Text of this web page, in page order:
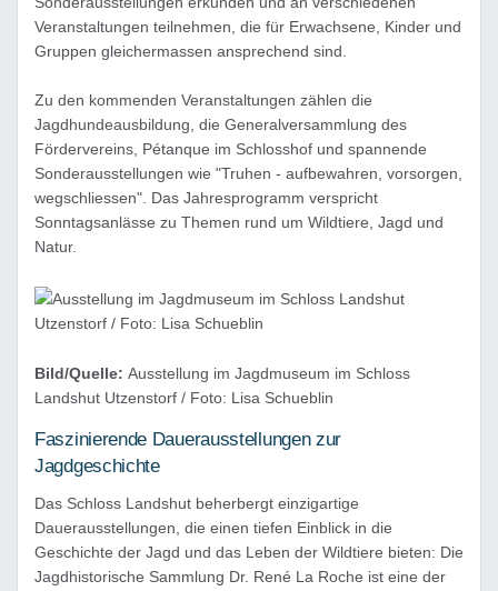
Veranstaltungen teilnehmen, die für Erwachsene, Kinder und
Gruppen gleichermassen ansprechend sind.
Zu den kommenden Veranstaltungen zählen die
Jagdhundeausbildung, die Generalversammlung des
Fördervereins, Pétanque im Schlosshof und spannende
Sonderausstellungen wie "Truhen - aufbewahren, vorsorgen,
wegschliessen". Das Jahresprogramm verspricht
Sonntagsanlässe zu Themen rund um Wildtiere, Jagd und
Natur.
Bild/Quelle: Ausstellung im Jagdmuseum im Schloss
Landshut Utzenstorf / Foto: Lisa Schueblin
Faszinierende Dauerausstellungen zur
Jagdgeschichte
Das Schloss Landshut beherbergt einzigartige
Dauerausstellungen, die einen tiefen Einblick in die
Geschichte der Jagd und das Leben der Wildtiere bieten: Die
Jagdhistorische Sammlung Dr. René La Roche ist eine der